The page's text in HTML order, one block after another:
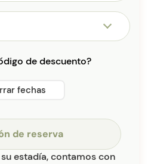
de descuento?
fechas
de reserva
estadía, contamos con